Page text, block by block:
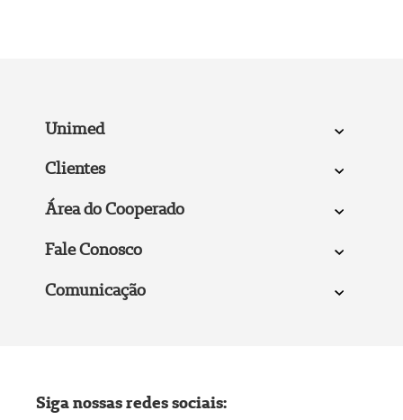
Unimed
Clientes
Área do Cooperado
Fale Conosco
Comunicação
Siga nossas redes sociais: